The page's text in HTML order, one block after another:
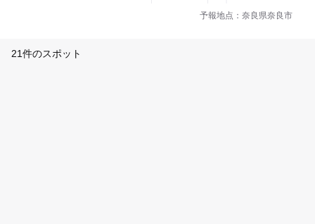
予報地点：奈良県奈良市
21件のスポット